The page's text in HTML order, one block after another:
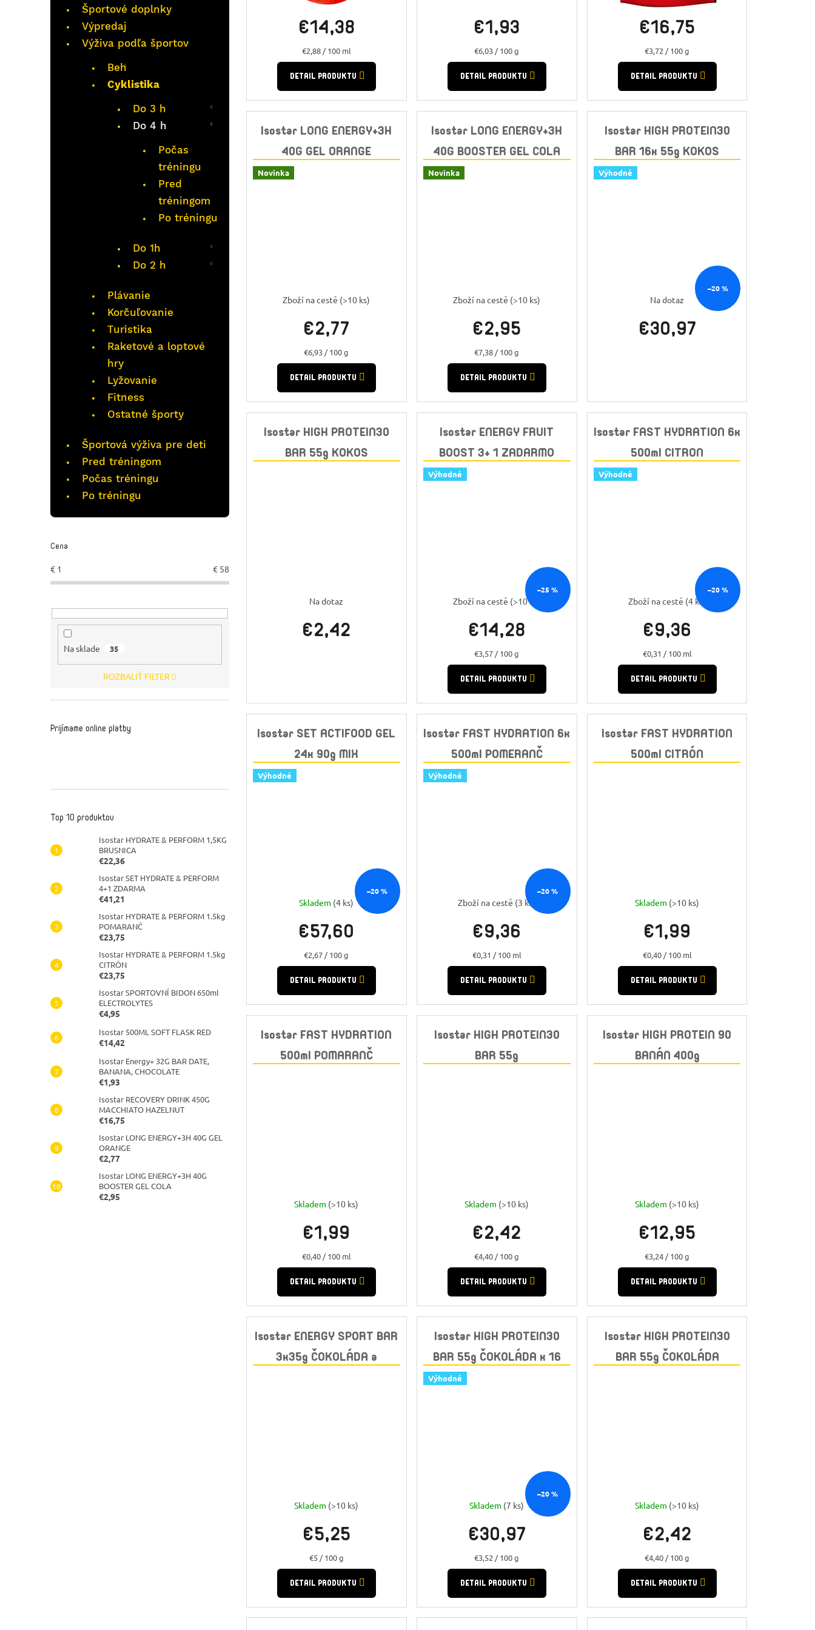
Športové doplnky
Výpredaj
Výživa podľa športov
Beh
Cyklistika
Do 3 h
Do 4 h
Počas
tréningu
Pred
tréningom
Po tréningu
Do 1h
Do 2 h
Plávanie
Korčuľovanie
Turistika
Raketové a loptové
hry
Lyžovanie
Fitness
Ostatné športy
Športová výživa pre deti
Pred tréningom
Počas tréningu
Po tréningu
Cena
€ 1 € 58
Na sklade 35
ROZBALIŤ FILTER
Prijímame online platby
Top 10 produktov
Isostar HYDRATE & PERFORM 1,5KG
BRUSNICA
€22,36
Isostar SET HYDRATE & PERFORM
4+1 ZDARMA
€41,21
Isostar HYDRATE & PERFORM 1.5kg
POMARANČ
€23,75
Isostar HYDRATE & PERFORM 1.5kg
CITRÓN
€23,75
Isostar SPORTOVNÍ BIDON 650ml
ELECTROLYTES
€4,95
Isostar 500ML SOFT FLASK RED
€14,42
Isostar Energy+ 32G BAR DATE,
BANANA, CHOCOLATE
€1,93
Isostar RECOVERY DRINK 450G
MACCHIATO HAZELNUT
€16,75
Isostar LONG ENERGY+3H 40G GEL
ORANGE
€2,77
Isostar LONG ENERGY+3H 40G
BOOSTER GEL COLA
€2,95
€14,38
Jednotková
cena:
€2,88 / 100 ml
DETAIL PRODUKTU
€1,93
Jednotková
cena:
€6,03 / 100 g
DETAIL PRODUKTU
€16,75
Jednotková
cena:
€3,72 / 100 g
DETAIL PRODUKTU
Isostar LONG ENERGY+3H
40G GEL ORANGE
Novinka
Zboží na cestě (>10 ks)
€2,77
Jednotková
cena:
€6,93 / 100 g
DETAIL PRODUKTU
Isostar LONG ENERGY+3H
40G BOOSTER GEL COLA
Novinka
Zboží na cestě (>10 ks)
€2,95
Jednotková
cena:
€7,38 / 100 g
DETAIL PRODUKTU
Isostar HIGH PROTEIN30
BAR 16x 55g KOKOS
Výhodné
–20 %
Na dotaz
€30,97
Isostar HIGH PROTEIN30
BAR 55g KOKOS
Na dotaz
€2,42
Isostar ENERGY FRUIT
BOOST 3+ 1 ZADARMO
Výhodné
–25 %
Zboží na cestě (>10 ks)
€14,28
Jednotková
cena:
€3,57 / 100 g
DETAIL PRODUKTU
Isostar FAST HYDRATION 6x
500ml CITRON
Výhodné
–20 %
Zboží na cestě (4 ks)
€9,36
Jednotková
cena:
€0,31 / 100 ml
DETAIL PRODUKTU
Isostar SET ACTIFOOD GEL
24x 90g MIX
Výhodné
–20 %
Skladem (4 ks)
€57,60
Jednotková
cena:
€2,67 / 100 g
DETAIL PRODUKTU
Isostar FAST HYDRATION 6x
500ml POMERANČ
Výhodné
–20 %
Zboží na cestě (3 ks)
€9,36
Jednotková
cena:
€0,31 / 100 ml
DETAIL PRODUKTU
Isostar FAST HYDRATION
500ml CITRÓN
Skladem (>10 ks)
€1,99
Jednotková
cena:
€0,40 / 100 ml
DETAIL PRODUKTU
Isostar FAST HYDRATION
500ml POMARANČ
Skladem (>10 ks)
€1,99
Jednotková
cena:
€0,40 / 100 ml
DETAIL PRODUKTU
Isostar HIGH PROTEIN30
BAR 55g
Skladem (>10 ks)
€2,42
Jednotková
cena:
€4,40 / 100 g
DETAIL PRODUKTU
Isostar HIGH PROTEIN 90
BANÁN 400g
Skladem (>10 ks)
€12,95
Jednotková
cena:
€3,24 / 100 g
DETAIL PRODUKTU
Isostar ENERGY SPORT BAR
3x35g ČOKOLÁDA a
Skladem (>10 ks)
€5,25
Jednotková
cena:
€5 / 100 g
DETAIL PRODUKTU
Isostar HIGH PROTEIN30
BAR 55g ČOKOLÁDA x 16
Výhodné
–20 %
Skladem (7 ks)
€30,97
Jednotková
cena:
€3,52 / 100 g
DETAIL PRODUKTU
Isostar HIGH PROTEIN30
BAR 55g ČOKOLÁDA
Skladem (>10 ks)
€2,42
Jednotková
cena:
€4,40 / 100 g
DETAIL PRODUKTU